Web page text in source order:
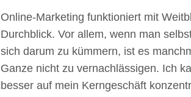
Online-Marketing funktioniert mit
Durchblick. Vor allem, wenn man
sich darum zu kümmern, ist es
Ganze nicht zu vernachlässigen. Ich
besser auf mein Kerngeschäft